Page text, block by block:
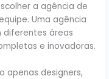
a agência de
Uma agência
diferentes áreas
e inovadoras.
apenas designers,